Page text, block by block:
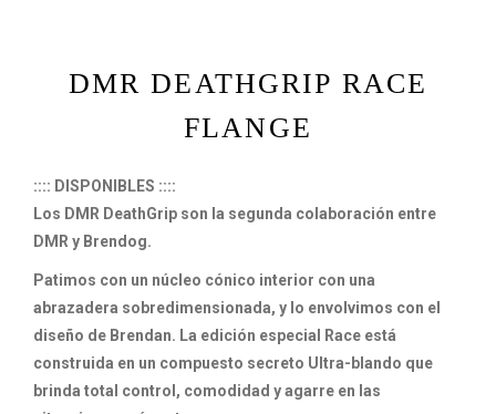
DMR DEATHGRIP RACE
FLANGE
:::: DISPONIBLES ::::
Los DMR DeathGrip son la segunda colaboración entre
DMR y Brendog.
Patimos con un núcleo cónico interior con una
abrazadera sobredimensionada, y lo envolvimos con el
diseño de Brendan. La edición especial Race está
construida en un compuesto secreto Ultra-blando que
brinda total control, comodidad y agarre en las